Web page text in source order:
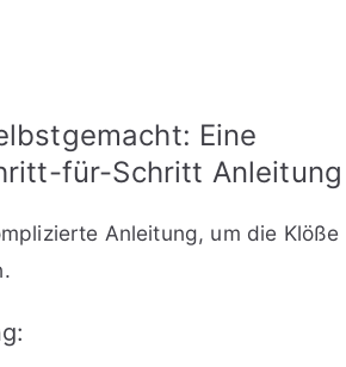
Eine
für-Schritt Anleitung
Anleitung, um die Klöße